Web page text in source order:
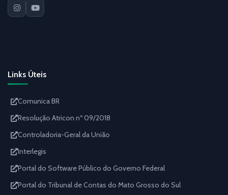
Links Úteis
Comunica BR
Resolução Atricon nº 09/2018
Controladoria-Geral da União
Interlegis
Portal do Software Público do Governo Federal
Portal do Tribunal de Contas do Mato Grosso do Sul